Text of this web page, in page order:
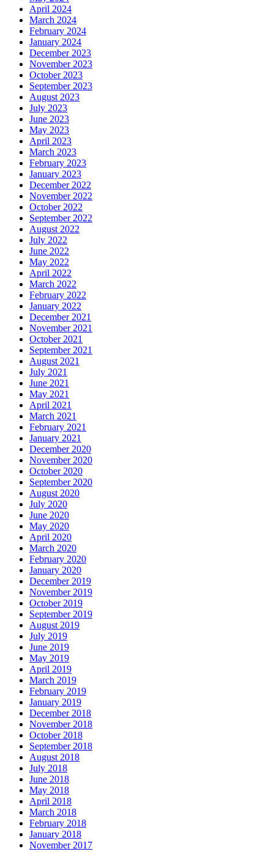
April 2024
March 2024
February 2024
January 2024
December 2023
November 2023
October 2023
September 2023
August 2023
July 2023
June 2023
May 2023
April 2023
March 2023
February 2023
January 2023
December 2022
November 2022
October 2022
September 2022
August 2022
July 2022
June 2022
May 2022
April 2022
March 2022
February 2022
January 2022
December 2021
November 2021
October 2021
September 2021
August 2021
July 2021
June 2021
May 2021
April 2021
March 2021
February 2021
January 2021
December 2020
November 2020
October 2020
September 2020
August 2020
July 2020
June 2020
May 2020
April 2020
March 2020
February 2020
January 2020
December 2019
November 2019
October 2019
September 2019
August 2019
July 2019
June 2019
May 2019
April 2019
March 2019
February 2019
January 2019
December 2018
November 2018
October 2018
September 2018
August 2018
July 2018
June 2018
May 2018
April 2018
March 2018
February 2018
January 2018
November 2017